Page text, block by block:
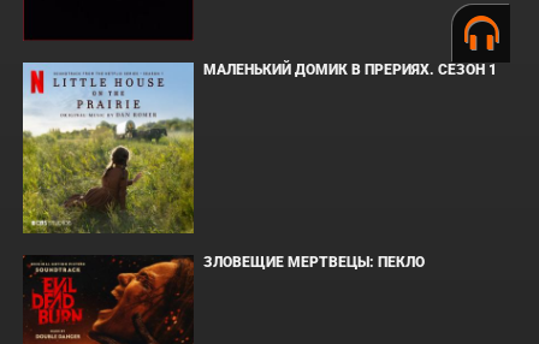
МАЛЕНЬКИЙ ДОМИК В ПРЕРИЯХ. СЕЗОН 1
ЗЛОВЕЩИЕ МЕРТВЕЦЫ: ПЕКЛО